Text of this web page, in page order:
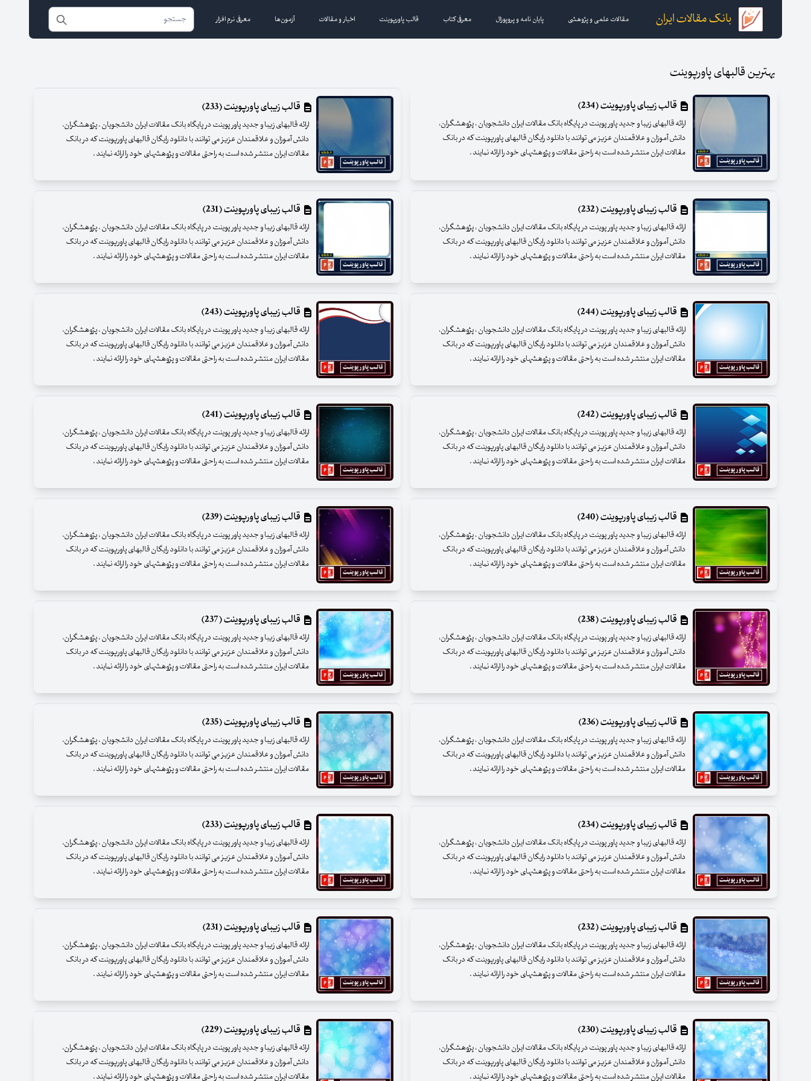
بانک مقالات ایران مقالات علمی و پژوهشی پایان نامه و پروپوزال معرفی کتاب قالب پاورپوینت اخبار و مقالات آزمون‌ها معرفی نرم افزار
بهترین قالبهای پاورپوینت
قالب زیبای پاورپوینت (234)
ارائه قالبهای زیبا و جدید پاور پوینت در پایگاه بانک مقالات ایران دانشجویان ، پژوهشگران،
دانش آموزان و علاقمندان عزیز می توانند با دانلود رایگان قالبهای پاورپوینت که در بانک
مقالات ایران منتشر شده است به راحتی مقالات و پژوهشهای خود را ارائه نمایند .
قالب زیبای پاورپوینت (233)
ارائه قالبهای زیبا و جدید پاور پوینت در پایگاه بانک مقالات ایران دانشجویان ، پژوهشگران،
دانش آموزان و علاقمندان عزیز می توانند با دانلود رایگان قالبهای پاورپوینت که در بانک
مقالات ایران منتشر شده است به راحتی مقالات و پژوهشهای خود را ارائه نمایند .
قالب زیبای پاورپوینت (232)
ارائه قالبهای زیبا و جدید پاور پوینت در پایگاه بانک مقالات ایران دانشجویان ، پژوهشگران،
دانش آموزان و علاقمندان عزیز می توانند با دانلود رایگان قالبهای پاورپوینت که در بانک
مقالات ایران منتشر شده است به راحتی مقالات و پژوهشهای خود را ارائه نمایند .
قالب زیبای پاورپوینت (231)
ارائه قالبهای زیبا و جدید پاور پوینت در پایگاه بانک مقالات ایران دانشجویان ، پژوهشگران،
دانش آموزان و علاقمندان عزیز می توانند با دانلود رایگان قالبهای پاورپوینت که در بانک
مقالات ایران منتشر شده است به راحتی مقالات و پژوهشهای خود را ارائه نمایند .
قالب زیبای پاورپوینت (244)
ارائه قالبهای زیبا و جدید پاور پوینت در پایگاه بانک مقالات ایران دانشجویان ، پژوهشگران،
دانش آموزان و علاقمندان عزیز می توانند با دانلود رایگان قالبهای پاورپوینت که در بانک
مقالات ایران منتشر شده است به راحتی مقالات و پژوهشهای خود را ارائه نمایند .
قالب زیبای پاورپوینت (243)
ارائه قالبهای زیبا و جدید پاور پوینت در پایگاه بانک مقالات ایران دانشجویان ، پژوهشگران،
دانش آموزان و علاقمندان عزیز می توانند با دانلود رایگان قالبهای پاورپوینت که در بانک
مقالات ایران منتشر شده است به راحتی مقالات و پژوهشهای خود را ارائه نمایند .
قالب زیبای پاورپوینت (242)
ارائه قالبهای زیبا و جدید پاور پوینت در پایگاه بانک مقالات ایران دانشجویان ، پژوهشگران،
دانش آموزان و علاقمندان عزیز می توانند با دانلود رایگان قالبهای پاورپوینت که در بانک
مقالات ایران منتشر شده است به راحتی مقالات و پژوهشهای خود را ارائه نمایند .
قالب زیبای پاورپوینت (241)
ارائه قالبهای زیبا و جدید پاور پوینت در پایگاه بانک مقالات ایران دانشجویان ، پژوهشگران،
دانش آموزان و علاقمندان عزیز می توانند با دانلود رایگان قالبهای پاورپوینت که در بانک
مقالات ایران منتشر شده است به راحتی مقالات و پژوهشهای خود را ارائه نمایند .
قالب زیبای پاورپوینت (240)
ارائه قالبهای زیبا و جدید پاور پوینت در پایگاه بانک مقالات ایران دانشجویان ، پژوهشگران،
دانش آموزان و علاقمندان عزیز می توانند با دانلود رایگان قالبهای پاورپوینت که در بانک
مقالات ایران منتشر شده است به راحتی مقالات و پژوهشهای خود را ارائه نمایند .
قالب زیبای پاورپوینت (239)
ارائه قالبهای زیبا و جدید پاور پوینت در پایگاه بانک مقالات ایران دانشجویان ، پژوهشگران،
دانش آموزان و علاقمندان عزیز می توانند با دانلود رایگان قالبهای پاورپوینت که در بانک
مقالات ایران منتشر شده است به راحتی مقالات و پژوهشهای خود را ارائه نمایند .
قالب زیبای پاورپوینت (238)
ارائه قالبهای زیبا و جدید پاور پوینت در پایگاه بانک مقالات ایران دانشجویان ، پژوهشگران،
دانش آموزان و علاقمندان عزیز می توانند با دانلود رایگان قالبهای پاورپوینت که در بانک
مقالات ایران منتشر شده است به راحتی مقالات و پژوهشهای خود را ارائه نمایند .
قالب زیبای پاورپوینت (237)
ارائه قالبهای زیبا و جدید پاور پوینت در پایگاه بانک مقالات ایران دانشجویان ، پژوهشگران،
دانش آموزان و علاقمندان عزیز می توانند با دانلود رایگان قالبهای پاورپوینت که در بانک
مقالات ایران منتشر شده است به راحتی مقالات و پژوهشهای خود را ارائه نمایند .
قالب زیبای پاورپوینت (236)
ارائه قالبهای زیبا و جدید پاور پوینت در پایگاه بانک مقالات ایران دانشجویان ، پژوهشگران،
دانش آموزان و علاقمندان عزیز می توانند با دانلود رایگان قالبهای پاورپوینت که در بانک
مقالات ایران منتشر شده است به راحتی مقالات و پژوهشهای خود را ارائه نمایند .
قالب زیبای پاورپوینت (235)
ارائه قالبهای زیبا و جدید پاور پوینت در پایگاه بانک مقالات ایران دانشجویان ، پژوهشگران،
دانش آموزان و علاقمندان عزیز می توانند با دانلود رایگان قالبهای پاورپوینت که در بانک
مقالات ایران منتشر شده است به راحتی مقالات و پژوهشهای خود را ارائه نمایند .
قالب زیبای پاورپوینت (234)
ارائه قالبهای زیبا و جدید پاور پوینت در پایگاه بانک مقالات ایران دانشجویان ، پژوهشگران،
دانش آموزان و علاقمندان عزیز می توانند با دانلود رایگان قالبهای پاورپوینت که در بانک
مقالات ایران منتشر شده است به راحتی مقالات و پژوهشهای خود را ارائه نمایند .
قالب زیبای پاورپوینت (233)
ارائه قالبهای زیبا و جدید پاور پوینت در پایگاه بانک مقالات ایران دانشجویان ، پژوهشگران،
دانش آموزان و علاقمندان عزیز می توانند با دانلود رایگان قالبهای پاورپوینت که در بانک
مقالات ایران منتشر شده است به راحتی مقالات و پژوهشهای خود را ارائه نمایند .
قالب زیبای پاورپوینت (232)
ارائه قالبهای زیبا و جدید پاور پوینت در پایگاه بانک مقالات ایران دانشجویان ، پژوهشگران،
دانش آموزان و علاقمندان عزیز می توانند با دانلود رایگان قالبهای پاورپوینت که در بانک
مقالات ایران منتشر شده است به راحتی مقالات و پژوهشهای خود را ارائه نمایند .
قالب زیبای پاورپوینت (231)
ارائه قالبهای زیبا و جدید پاور پوینت در پایگاه بانک مقالات ایران دانشجویان ، پژوهشگران،
دانش آموزان و علاقمندان عزیز می توانند با دانلود رایگان قالبهای پاورپوینت که در بانک
مقالات ایران منتشر شده است به راحتی مقالات و پژوهشهای خود را ارائه نمایند .
قالب زیبای پاورپوینت (230)
ارائه قالبهای زیبا و جدید پاور پوینت در پایگاه بانک مقالات ایران دانشجویان ، پژوهشگران،
دانش آموزان و علاقمندان عزیز می توانند با دانلود رایگان قالبهای پاورپوینت که در بانک
مقالات ایران منتشر شده است به راحتی مقالات و پژوهشهای خود را ارائه نمایند .
قالب زیبای پاورپوینت (229)
ارائه قالبهای زیبا و جدید پاور پوینت در پایگاه بانک مقالات ایران دانشجویان ، پژوهشگران،
دانش آموزان و علاقمندان عزیز می توانند با دانلود رایگان قالبهای پاورپوینت که در بانک
مقالات ایران منتشر شده است به راحتی مقالات و پژوهشهای خود را ارائه نمایند .